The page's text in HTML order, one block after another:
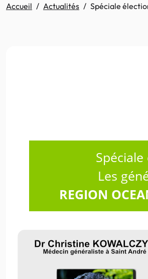
Accueil Actualités Spéciale
Spéciale
Les
REGION